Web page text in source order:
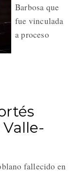
Barbosa que
fue vinculada
a proceso
fallecido en